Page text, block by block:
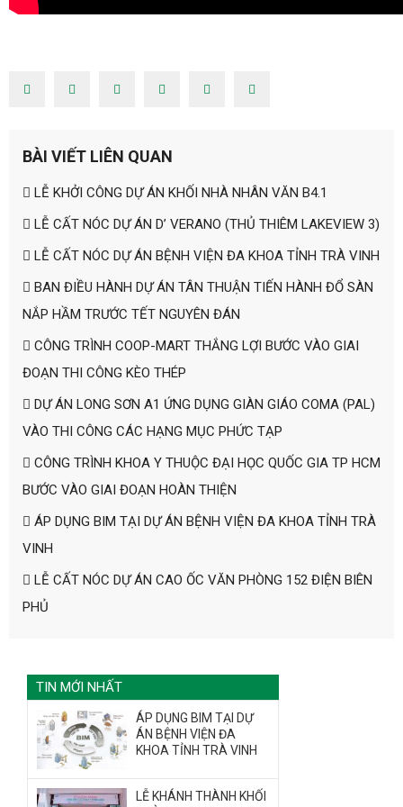
BÀI VIẾT LIÊN QUAN
LỄ KHỞI CÔNG DỰ ÁN KHỐI NHÀ NHÂN VĂN B4.1
LỄ CẤT NÓC DỰ ÁN D’ VERANO (THỦ THIÊM LAKEVIEW 3)
LỄ CẤT NÓC DỰ ÁN BỆNH VIỆN ĐA KHOA TỈNH TRÀ VINH
BAN ĐIỀU HÀNH DỰ ÁN TÂN THUẬN TIẾN HÀNH ĐỔ SÀN
NẮP HẦM TRƯỚC TẾT NGUYÊN ĐÁN
CÔNG TRÌNH COOP-MART THẮNG LỢI BƯỚC VÀO GIAI
ĐOẠN THI CÔNG KÈO THÉP
DỰ ÁN LONG SƠN A1 ỨNG DỤNG GIÀN GIÁO COMA (PAL)
VÀO THI CÔNG CÁC HẠNG MỤC PHỨC TẠP
CÔNG TRÌNH KHOA Y THUỘC ĐẠI HỌC QUỐC GIA TP HCM
BƯỚC VÀO GIAI ĐOẠN HOÀN THIỆN
ÁP DỤNG BIM TẠI DỰ ÁN BỆNH VIỆN ĐA KHOA TỈNH TRÀ
VINH
LỄ CẤT NÓC DỰ ÁN CAO ỐC VĂN PHÒNG 152 ĐIỆN BIÊN
PHỦ
TIN MỚI NHẤT
ÁP DỤNG BIM TẠI DỰ
ÁN BỆNH VIỆN ĐA
KHOA TỈNH TRÀ VINH
LỄ KHÁNH THÀNH KHỐI